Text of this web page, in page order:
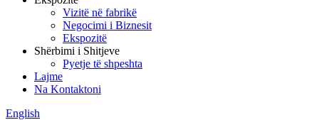
Vizitë në fabrikë
Negocimi i Biznesit
Ekspozitë
Shërbimi i Shitjeve
Pyetje të shpeshta
Lajme
Na Kontaktoni
English